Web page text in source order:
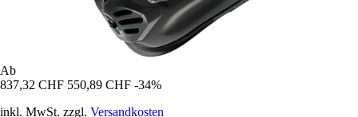
Ab
837,32 CHF 550,89 CHF -34%
inkl. MwSt. zzgl. Versandkosten